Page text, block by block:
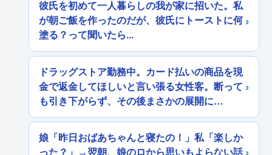
彼氏を初めて一人暮らしの我が家に招いた。私
が朝ご飯を作ったのだが、彼氏にトーストに何
塗る？って聞いたら...
ドラッグストア勤務中。カード払いの商品を現
金で返金してほしいと言い張る女性客。断って
も引き下がらず、その後まさかの展開に…
娘「昨日おばあちゃんと寝たの！」私「楽しか
った？」→翌朝、娘のロから思いもよらない話